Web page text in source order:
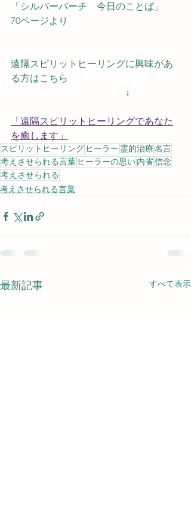
「シルバーバーチ　今日のことば」
70ページより
遠隔スピリットヒーリングに興味があ
る方はこちら
↓
「遠隔スピリットヒーリングであなた
を癒します」
スピリットヒーリング ヒーラー 霊的治療名言
考えさせられる言葉 ヒーラーの思い内省信念
考えさせられる
考えさせられる言葉
最新記事 すべて表示